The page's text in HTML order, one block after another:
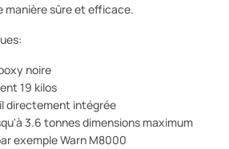
manière sûre et efficace.
noire
19 kilos
directement intégrée
3.6 tonnes dimensions maximum
exemple Warn M8000